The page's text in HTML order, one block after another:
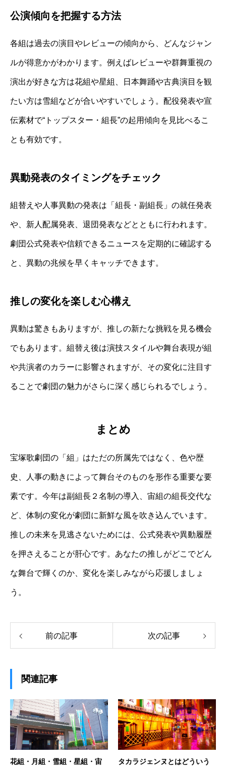
公演傾向を把握する方法
各組は過去の演目やレビューの傾向から、どんなジャン
ルが得意かがわかります。例えばレビューや群舞重視の
演出が好きな方は花組や星組、日本舞踊や古典演目を観
たい方は雪組などが合いやすいでしょう。配役発表や宣
伝素材で“トップスター・組長”の起用傾向を見比べるこ
とも有効です。
異動発表のタイミングをチェック
組替えや人事異動の発表は「組長・副組長」の就任発表
や、新人配属発表、退団発表などとともに行われます。
劇団公式発表や信頼できるニュースを定期的に確認する
と、異動の兆候を早くキャッチできます。
推しの変化を楽しむ心構え
異動は驚きもありますが、推しの新たな挑戦を見る機会
でもあります。組替え後は演技スタイルや舞台表現が組
や共演者のカラーに影響されますが、その変化に注目す
ることで劇団の魅力がさらに深く感じられるでしょう。
まとめ
宝塚歌劇団の「組」はただの所属先ではなく、色や歴
史、人事の動きによって舞台そのものを形作る重要な要
素です。今年は副組長２名制の導入、宙組の組長交代な
ど、体制の変化が劇団に新鮮な風を吹き込んでいます。
推しの未来を見逃さないためには、公式発表や異動履歴
を押さえることが肝心です。あなたの推しがどこでどん
な舞台で輝くのか、変化を楽しみながら応援しましょ
う。
前の記事 次の記事
関連記事
花組・月組・雪組・星組・宙
タカラジェンヌとはどういう